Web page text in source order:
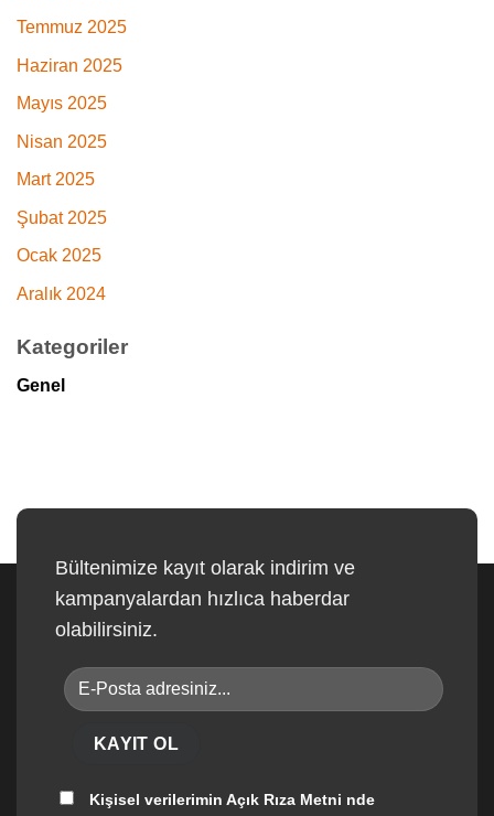
Temmuz 2025
Haziran 2025
Mayıs 2025
Nisan 2025
Mart 2025
Şubat 2025
Ocak 2025
Aralık 2024
Kategoriler
Genel
Bültenimize kayıt olarak indirim ve
kampanyalardan hızlıca haberdar
olabilirsiniz.
Kişisel verilerimin Açık Rıza Metni nde